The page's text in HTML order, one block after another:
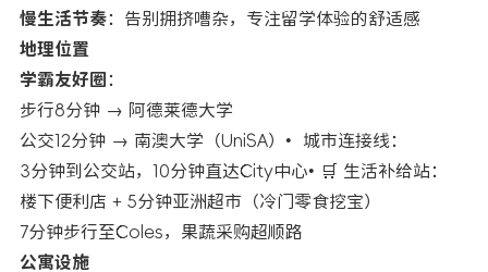
慢生活节奏：告别拥挤嘈杂，专注留学体验的舒适感
地理位置
学霸友好圈 ：
步行8分钟 → 阿德莱德大学
公交12分钟 → 南澳大学（UniSA）• 城市连接线：
3分钟到公交站，10分钟直达City中心• 🛒 生活补给站：
楼下便利店 + 5分钟亚洲超市（冷门零食挖宝）
7分钟步行至Coles，果蔬采购超顺路
公寓设施